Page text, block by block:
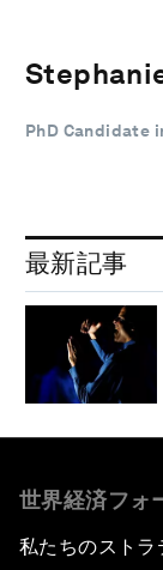
PhD Candidate
最新記事
世界経済フォ
私たちのストラ